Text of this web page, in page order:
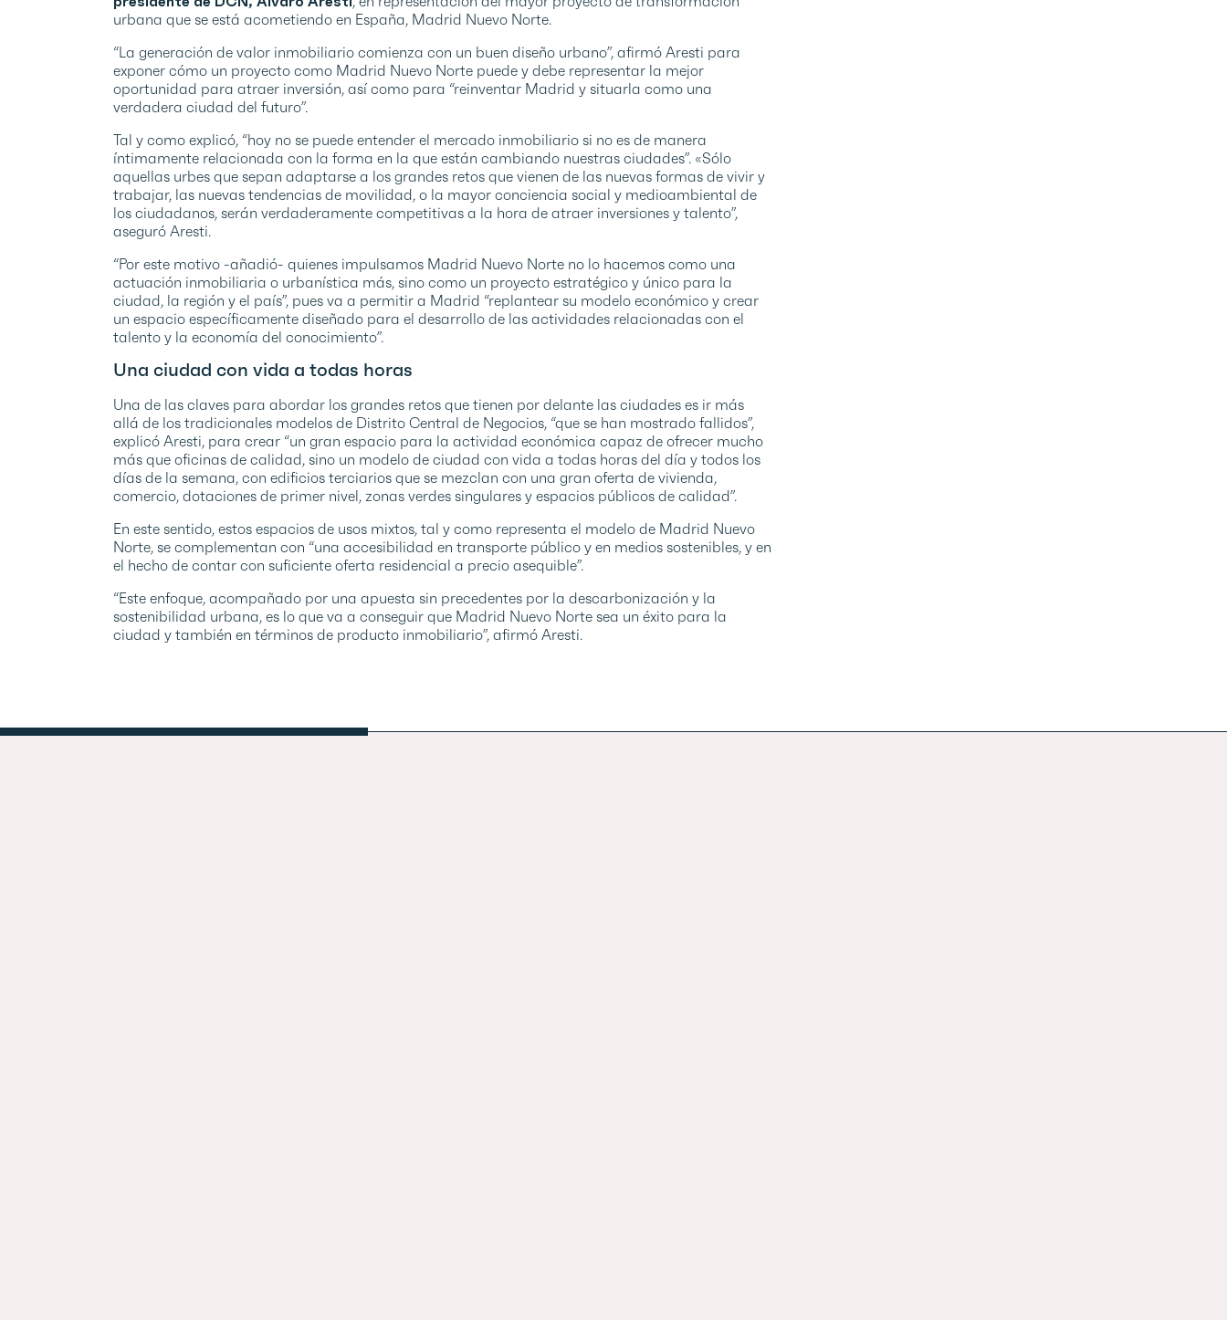
urbana que se está acometiendo en España, Madrid Nuevo Norte.
“La generación de valor inmobiliario comienza con un buen diseño urbano”, afirmó Aresti para
exponer cómo un proyecto como Madrid Nuevo Norte puede y debe representar la mejor
oportunidad para atraer inversión, así como para “reinventar Madrid y situarla como una
verdadera ciudad del futuro”.
Tal y como explicó, “hoy no se puede entender el mercado inmobiliario si no es de manera
íntimamente relacionada con la forma en la que están cambiando nuestras ciudades”. «Sólo
aquellas urbes que sepan adaptarse a los grandes retos que vienen de las nuevas formas de vivir y
trabajar, las nuevas tendencias de movilidad, o la mayor conciencia social y medioambiental de
los ciudadanos, serán verdaderamente competitivas a la hora de atraer inversiones y talento”,
aseguró Aresti.
“Por este motivo -añadió- quienes impulsamos Madrid Nuevo Norte no lo hacemos como una
actuación inmobiliaria o urbanística más, sino como un proyecto estratégico y único para la
ciudad, la región y el país”, pues va a permitir a Madrid “replantear su modelo económico y crear
un espacio específicamente diseñado para el desarrollo de las actividades relacionadas con el
talento y la economía del conocimiento”.
Una ciudad con vida a todas horas
Una de las claves para abordar los grandes retos que tienen por delante las ciudades es ir más
allá de los tradicionales modelos de Distrito Central de Negocios, “que se han mostrado fallidos”,
explicó Aresti, para crear “un gran espacio para la actividad económica capaz de ofrecer mucho
más que oficinas de calidad, sino un modelo de ciudad con vida a todas horas del día y todos los
días de la semana, con edificios terciarios que se mezclan con una gran oferta de vivienda,
comercio, dotaciones de primer nivel, zonas verdes singulares y espacios públicos de calidad”.
En este sentido, estos espacios de usos mixtos, tal y como representa el modelo de Madrid Nuevo
Norte, se complementan con “una accesibilidad en transporte público y en medios sostenibles, y en
el hecho de contar con suficiente oferta residencial a precio asequible”.
“Este enfoque, acompañado por una apuesta sin precedentes por la descarbonización y la
sostenibilidad urbana, es lo que va a conseguir que Madrid Nuevo Norte sea un éxito para la
ciudad y también en términos de producto inmobiliario”, afirmó Aresti.